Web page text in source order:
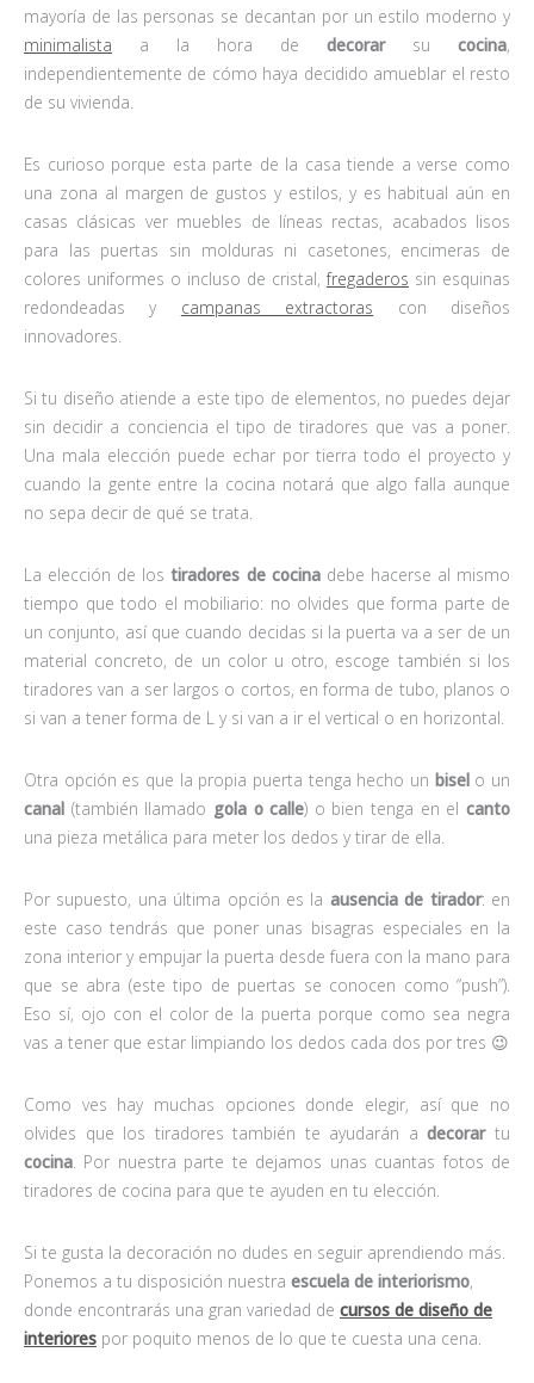
mayoría de las personas se decantan por un estilo moderno y
minimalista a la hora de decorarsu cocina,
independientemente de cómo haya decidido amueblar el resto
de su vivienda.
Es curioso porque esta parte de la casa tiende a verse como
una zona al margen de gustos y estilos, y es habitual aún en
casas clásicas ver muebles de líneas rectas, acabados lisos
para las puertas sin molduras ni casetones, encimeras de
colores uniformes o incluso de cristal, fregaderos sin esquinas
redondeadas y campanas extractoras con diseños
innovadores.
Si tu diseño atiende a este tipo de elementos, no puedes dejar
sin decidir a conciencia el tipo de tiradores que vas a poner.
Una mala elección puede echar por tierra todo el proyecto y
cuando la gente entre la cocina notará que algo falla aunque
no sepa decir de qué se trata.
La elección de lostiradores de cocinadebe hacerse al mismo
tiempo que todo el mobiliario: no olvides que forma parte de
un conjunto, así que cuando decidas si la puerta va a ser de un
material concreto, de un color u otro, escoge también si los
tiradores van a ser largos o cortos, en forma de tubo, planos o
si van a tener forma de L y si van a ir el vertical o en horizontal.
Otra opción es que la propia puerta tenga hecho un biselo un
canal (también llamado gola o calle) o bien tenga en elcanto
una pieza metálica para meter los dedos y tirar de ella.
Por supuesto, una última opción es la ausencia de tirador: en
este caso tendrás que poner unas bisagras especiales en la
zona interior y empujar la puerta desde fuera con la mano para
que se abra (este tipo de puertas se conocen como “push”).
Eso sí, ojo con el color de la puerta porque como sea negra
vas a tener que estar limpiando los dedos cada dos por tres 😉
Como ves hay muchas opciones donde elegir, así que no
olvides que los tiradores también te ayudarán adecorartu
cocina. Por nuestra parte te dejamos unas cuantas fotos de
tiradores de cocina para que te ayuden en tu elección.
Si te gusta la decoración no dudes en seguir aprendiendo más.
Ponemos a tu disposición nuestra escuela de interiorismo,
donde encontrarás una gran variedad de cursos de diseño de
interiores por poquito menos de lo que te cuesta una cena.